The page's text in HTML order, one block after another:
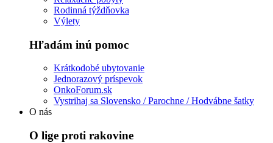
Rodinná týždňovka
Výlety
Hľadám inú pomoc
Krátkodobé ubytovanie
Jednorazový príspevok
OnkoForum.sk
Vystrihaj sa Slovensko / Parochne / Hodvábne šatky
O nás
O lige proti rakovine